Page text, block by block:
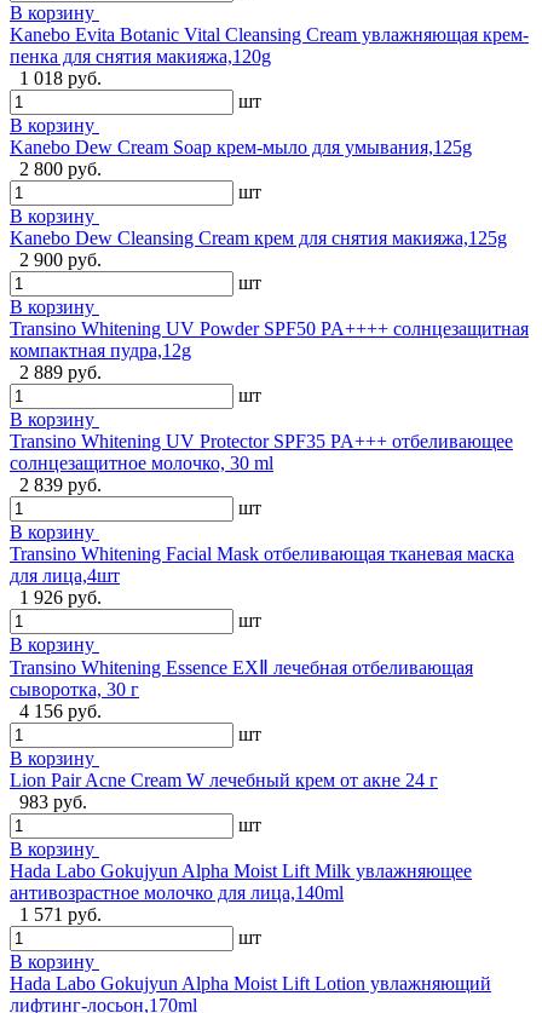
В корзину
Kanebo Evita Botanic Vital Cleansing Cream увлажняющая крем-
пенка для снятия макияжа,120g
1 018 руб.
шт
В корзину
Kanebo Dew Cream Soap крем-мыло для умывания,125g
2 800 руб.
шт
В корзину
Kanebo Dew Cleansing Cream крем для снятия макияжа,125g
2 900 руб.
шт
В корзину
Transino Whitening UV Powder SPF50 PA++++ солнцезащитная
компактная пудра,12g
2 889 руб.
шт
В корзину
Transino Whitening UV Protector SPF35 PA+++ отбеливающее
солнцезащитное молочко, 30 ml
2 839 руб.
шт
В корзину
Transino Whitening Facial Mask отбеливающая тканевая маска
для лица,4шт
1 926 руб.
шт
В корзину
Transino Whitening Essence EXⅡ лечебная отбеливающая
сыворотка, 30 г
4 156 руб.
шт
В корзину
Lion Pair Acne Cream W лечебный крем от акне 24 г
983 руб.
шт
В корзину
Hada Labo Gokujyun Alpha Moist Lift Milk увлажняющее
антивозрастное молочко для лица,140ml
1 571 руб.
шт
В корзину
Hada Labo Gokujyun Alpha Moist Lift Lotion увлажняющий
лифтинг-лосьон,170ml